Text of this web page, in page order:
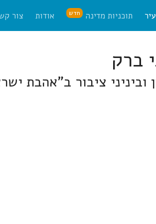
תוכניות מדינה חדש אודות צור
וביניני ציבור ב"אהבת